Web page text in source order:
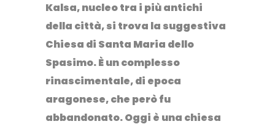
Kalsa, nucleo tra i più antichi
della città, si trova la suggestiva
Chiesa di Santa Maria dello
Spasimo.È un complesso
rinascimentale, di epoca
aragonese, che però fu
abbandonato. Oggi è una chiesa